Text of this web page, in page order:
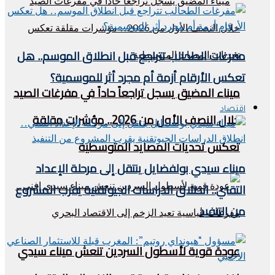
ميناء المضيق يسجل تراجعاً حاداً في مفرغات الصيد
خلال النصف الأول من 2026.. مؤشرات مقلقة
تعكس تحديات المصايد المتوسطية
عودة قوية لأسطول السردين تنعش ميناء سيدي
مفرغات الطحالب تتراجع قبل انطلاق الموسم.. هل
تعكس الأرقام أزمة أم مجرد أثر للموسمية؟
اقتصاد
ميناء سيدي بولفضايل ينتقل إلى مرحلة الإعداد
التقني.. انطلاق الدراسات الجيوتقنية يقرب المشروع
من التنفيذ